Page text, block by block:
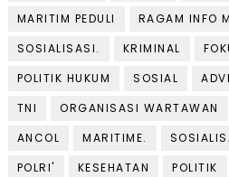
MARITIM PEDULI
RAGAM INFO
SOSIALISASI.
KRIMINAL
POLITIK HUKUM
SOSIAL
TNI
ORGANISASI WARTAWAN
ANCOL
MARITIME.
POLRI'
KESEHATAN POLITIK